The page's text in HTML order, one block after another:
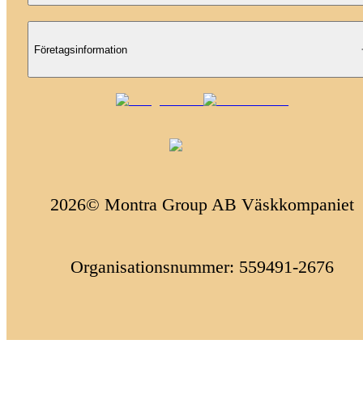
Företagsinformation
2026© Montra Group AB Väskkompaniet
Organisationsnummer: 559491-2676